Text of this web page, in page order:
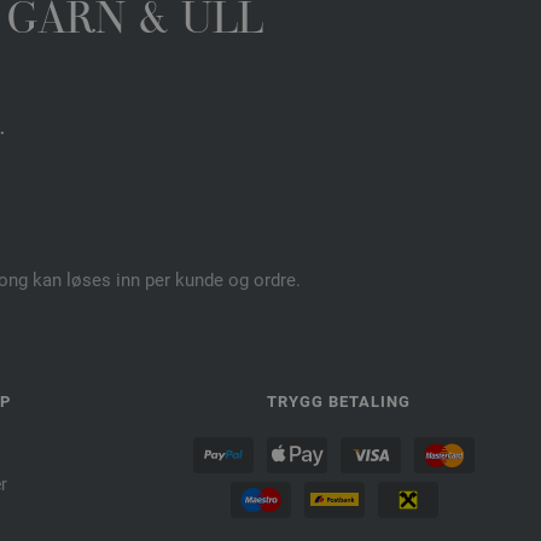
GARN & ULL
kan løses inn per kunde og ordre.
TRYGG BETALING